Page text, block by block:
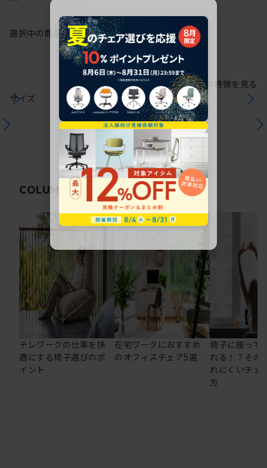
選択中の商品情報保証注意事項
サイズ
シリーズの特徴を見る
COLUMN 関連コラム
テレワークの仕事を快
適にする椅子選びのポ
イント
在宅ワークにおすすめ
のオフィスチェア5選
椅子に座って
れる！？その
れにくいチェ
方